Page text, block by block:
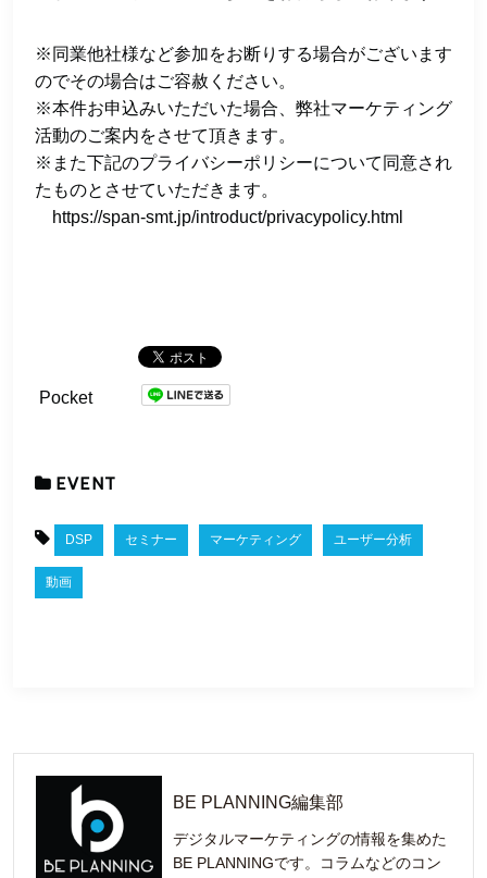
※同業他社様など参加をお断りする場合がございます
のでその場合はご容赦ください。
※本件お申込みいただいた場合、弊社マーケティング
活動のご案内をさせて頂きます。
※また下記のプライバシーポリシーについて同意され
たものとさせていただきます。
https://span-smt.jp/introduct/privacypolicy.html
Pocket
EVENT
DSP セミナー マーケティング ユーザー分析
動画
BE PLANNING編集部
デジタルマーケティングの情報を集めた
BE PLANNINGです。コラムなどのコン